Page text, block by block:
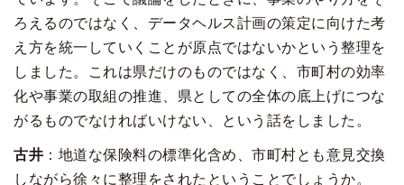
ろえるのではなく、データヘルス計画の策定に向けた考
え方を統一していくことが原点ではないかという整理を
しました。これは県だけのものではなく、市町村の効率
化や事業の取組の推進、県としての全体の底上げにつな
がるものでなければいけない、という話をしました。
古井 ：地道な保険料の標準化含め、市町村とも意見交換
しながら徐々に整理をされたということでしょうか。